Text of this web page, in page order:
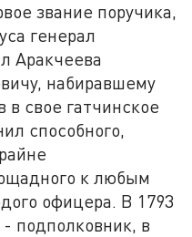
звание поручика,
генерал
Аракчеева
набиравшему
свое гатчинское
способного,
к любым
офицера. В 1793
подполковник, в